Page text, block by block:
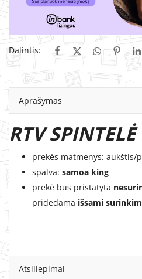
Dalintis:
Aprašymas
RTV
prekės matmenys: aukštis/
spalva: samoa king
prekė bus pristatyta
pridedama išsami
Atsiliepimai